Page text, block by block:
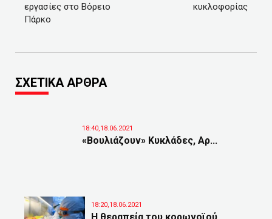
εργασίες στο Βόρειο
Πάρκο
κυκλοφορίας
ΣΧΕΤΙΚΑ ΑΡΘΡΑ
18:40,18.06.2021
«Βουλιάζουν» Κυκλάδες, Αρ...
18:20,18.06.2021